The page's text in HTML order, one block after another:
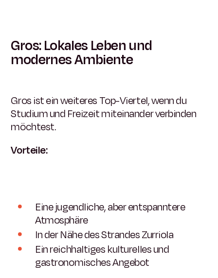
Gros: Lokales Leben und
modernes Ambiente
Gros ist ein weiteres Top-Viertel, wenn du
Studium und Freizeit miteinander verbinden
möchtest.
Vorteile:
Eine jugendliche, aber entspanntere
Atmosphäre
In der Nähe des Strandes Zurriola
Ein reichhaltiges kulturelles und
gastronomisches Angebot